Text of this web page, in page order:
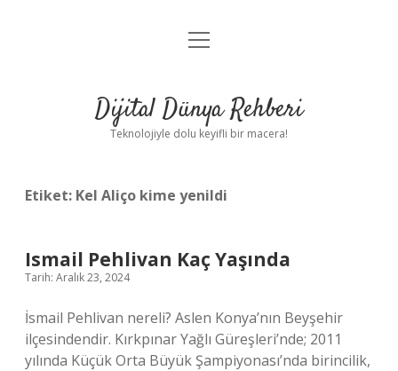
Anasayfa
Yasal Uyarı
menüyü
Dijital Dünya Rehberi
Teknolojiyle dolu keyifli bir macera!
Etiket: Kel Aliço kime yenildi
Ismail Pehlivan Kaç Yaşında
Tarih: Aralık 23, 2024
İsmail Pehlivan nereli? Aslen Konya’nın Beyşehir
ilçesindendir. Kırkpınar Yağlı Güreşleri’nde; 2011
yılında Küçük Orta Büyük Şampiyonası’nda birincilik,